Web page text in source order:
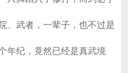
、武者，一辈子，也不过是
年纪，竟然已经是真武境